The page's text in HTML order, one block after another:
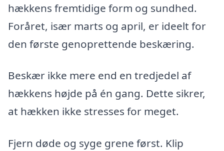
hækkens fremtidige form og sundhed.
Foråret, især marts og april, er ideelt for
den første genoprettende beskæring.
Beskær ikke mere end en tredjedel af
hækkens højde på én gang. Dette sikrer,
at hækken ikke stresses for meget.
Fjern døde og syge grene først. Klip